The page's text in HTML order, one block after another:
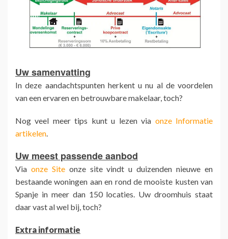
Uw samenvatting
In deze aandachtspunten herkent u nu al de voordelen
van een ervaren en betrouwbare makelaar, toch?
Nog veel meer tips kunt u lezen via onze Informatie
artikelen.
Uw meest passende aanbod
Via onze Siteonze site vindt u duizenden nieuwe en
bestaande woningen aan en rond de mooiste kusten van
Spanje in meer dan 150 locaties. Uw droomhuis staat
daar vast al wel bij, toch?
Extra informatie